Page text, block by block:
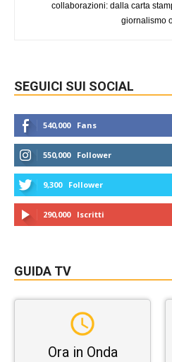
collaborazioni: dalla carta
giornalismo
SEGUICI SUI SOCIAL
540,000 Fans
550,000 Follower
9,300 Follower
290,000 Iscritti
GUIDA TV
Ora in Onda